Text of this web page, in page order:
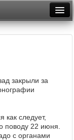
закрыли за
как следует,
поводу 22 июня.
с органами